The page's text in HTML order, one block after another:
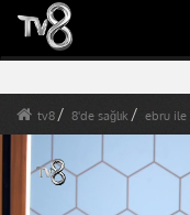
tv8 8'de sağlık ebru ile